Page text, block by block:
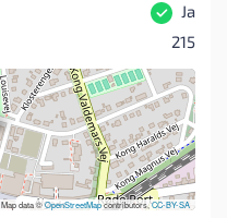
Ja
215
Map data ©OpenStreetMapcontributors,CC-BY-SA